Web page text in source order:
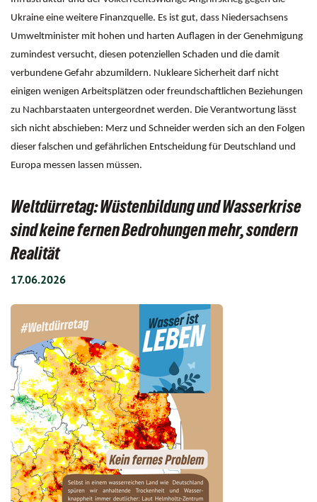
Ukraine eine weitere Finanzquelle. Es ist gut, dass Niedersachsens
Umweltminister mit hohen und harten Auflagen in der Genehmigung
zumindest versucht, diesen potenziellen Schaden und die damit
verbundene Gefahr abzumildern. Nukleare Sicherheit darf nicht
einigen wenigen Arbeitsplätzen oder freundschaftlichen Beziehungen
zu Nachbarstaaten untergeordnet werden. Die Verantwortung lässt
sich nicht abschieben: Merz und Schneider werden sich an den Folgen
dieser falschen und gefährlichen Entscheidung für Deutschland und
Europa messen lassen müssen.
Weltdürretag: Wüstenbildung und Wasserkrise
sind keine fernen Bedrohungen mehr, sondern
Realität
17.06.2026